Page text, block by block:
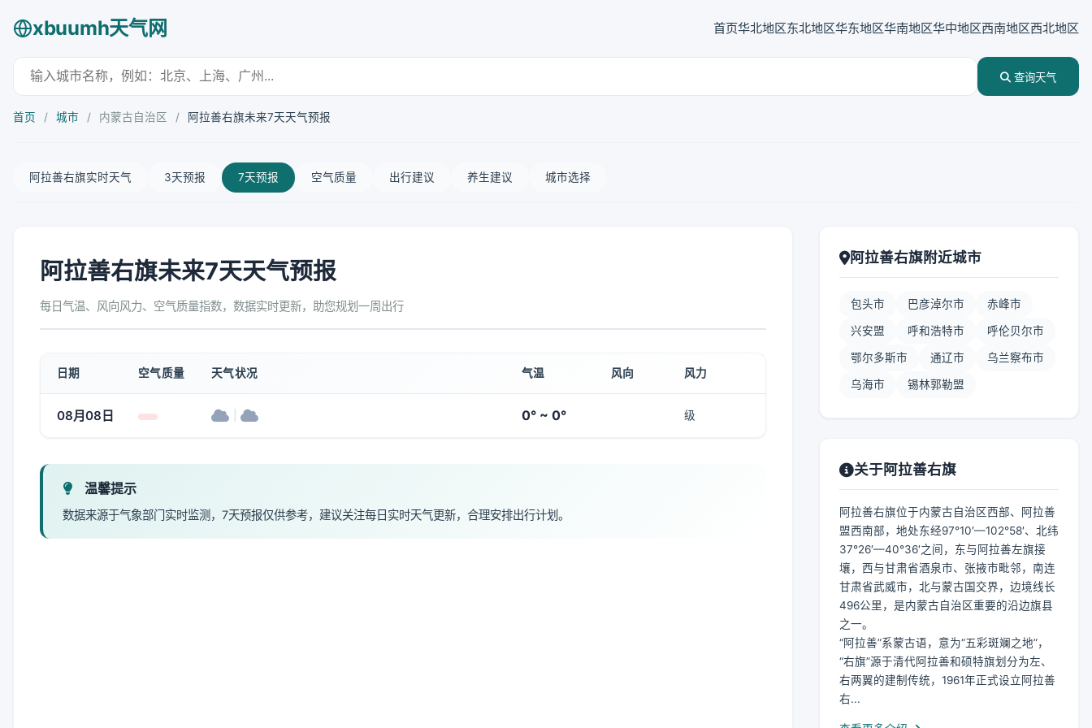
xbuumh天气网 首页华北地区东北地区华东地区华南地区华中地区西南地区西北地区
查询天气
首页 / 城市 / 内蒙古自治区 / 阿拉善右旗未来7天天气预报
阿拉善右旗实时天气 3天预报 7天预报 空气质量 出行建议 养生建议 城市选择
阿拉善右旗未来7天天气预报
每日气温、风向风力、空气质量指数，数据实时更新，助您规划一周出行
日期 空气质量 天气状况 气温 风向 风力
08月08日 0° ~ 0° 级
温馨提示
数据来源于气象部门实时监测，7天预报仅供参考，建议关注每日实时天气更新，合理安排出行计划。
阿拉善右旗附近城市
包头市 巴彦淖尔市 赤峰市
兴安盟 呼和浩特市 呼伦贝尔市
鄂尔多斯市 通辽市 乌兰察布市
乌海市 锡林郭勒盟
关于阿拉善右旗
阿拉善右旗位于内蒙古自治区西部、阿拉善
盟西南部，地处东经97°10′—102°58′、北纬
37°26′—40°36′之间，东与阿拉善左旗接
壤，西与甘肃省酒泉市、张掖市毗邻，南连
甘肃省武威市，北与蒙古国交界，边境线长
496公里，是内蒙古自治区重要的沿边旗县
之一。
“阿拉善”系蒙古语，意为“五彩斑斓之地”，
“右旗”源于清代阿拉善和硕特旗划分为左、
右两翼的建制传统，1961年正式设立阿拉善
右...